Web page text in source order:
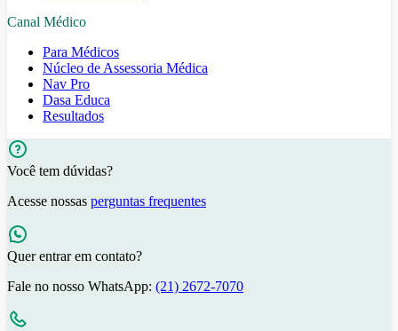
Canal Médico
Para Médicos
Núcleo de Assessoria Médica
Nav Pro
Dasa Educa
Resultados
Você tem dúvidas?
Acesse nossas perguntas frequentes
Quer entrar em contato?
Fale no nosso WhatsApp: (21) 2672-7070